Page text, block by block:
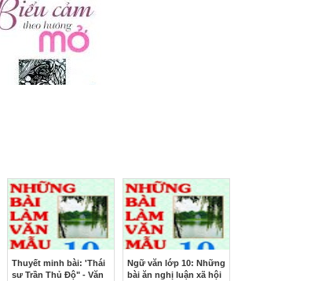
Thuyết minh bài: 'Thái
sư Trần Thủ Độ" - Văn
Ngữ văn lớp 10: Những
bài ăn nghị luận xã hội